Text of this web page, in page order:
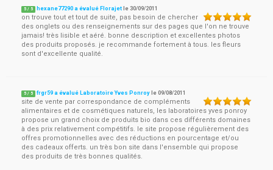
5 / 5 hexane77290 a évalué Florajet le30/09/2011
on trouve tout et tout de suite, pas besoin de chercher
des onglets ou des renseignements sur des pages que l'on ne trouve
jamais! très lisible et aéré. bonne description et excellentes photos
des produits proposés. je recommande fortement à tous. les fleurs
sont d'excellente qualité.
5 / 5 frgr59 a évalué Laboratoire Yves Ponroy le09/08/2011
site de vente par correspondance de compléments
alimentaires et de cosmétiques naturels, les laboratoires yves ponroy
propose un grand choix de produits bio dans ces différents domaines
à des prix relativement compétitifs. le site propose régulièrement des
offres promotionnelles avec des réductions en pourcentage et/ou
des cadeaux offerts. un très bon site dans l'ensemble qui propose
des produits de très bonnes qualités.